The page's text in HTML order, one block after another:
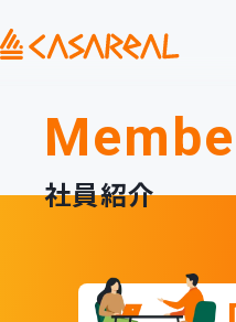
会社紹介資料
よくある質問
社員紹介
数字で見るカサレアル
社員紹介